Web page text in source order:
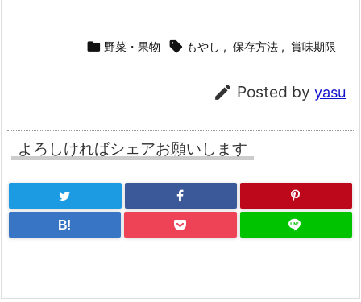
 野菜・果物  もやし , 保存方法 , 賞味期限
 Posted by yasu
よろしければシェアお願いします
B!